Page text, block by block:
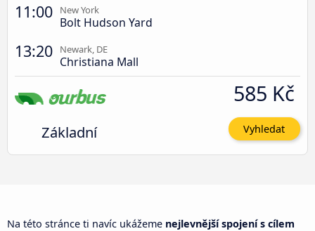
11:00 New York
Bolt Hudson Yard
13:20 Newark, DE
Christiana Mall
Základní
585 Kč
Vyhledat
Na této stránce ti navíc ukážeme nejlevnější spojení s cílem